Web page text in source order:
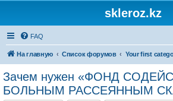
skleroz.kz
FAQ
На главную Список форумов Your first
Зачем нужен «ФОНД
БОЛЬНЫМ РАССЕЯННЫМ